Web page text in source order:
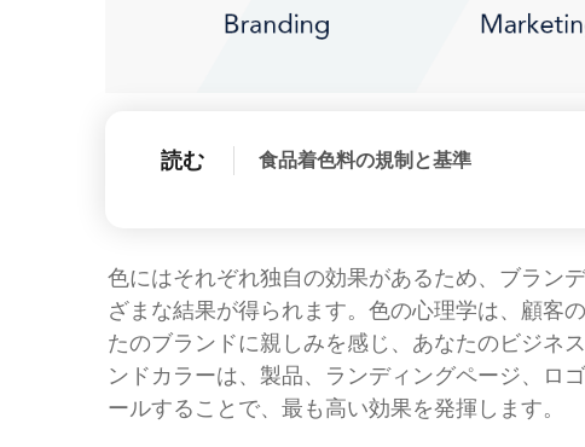
読む 食品着色料の規制と基準
色にはそれぞれ独自の効果があるため、ブラン
ざまな結果が得られます。色の心理学は、顧客
たのブランドに親しみを感じ、あなたのビジネ
ンドカラーは、製品、ランディングページ、ロ
ールすることで、最も高い効果を発揮します。